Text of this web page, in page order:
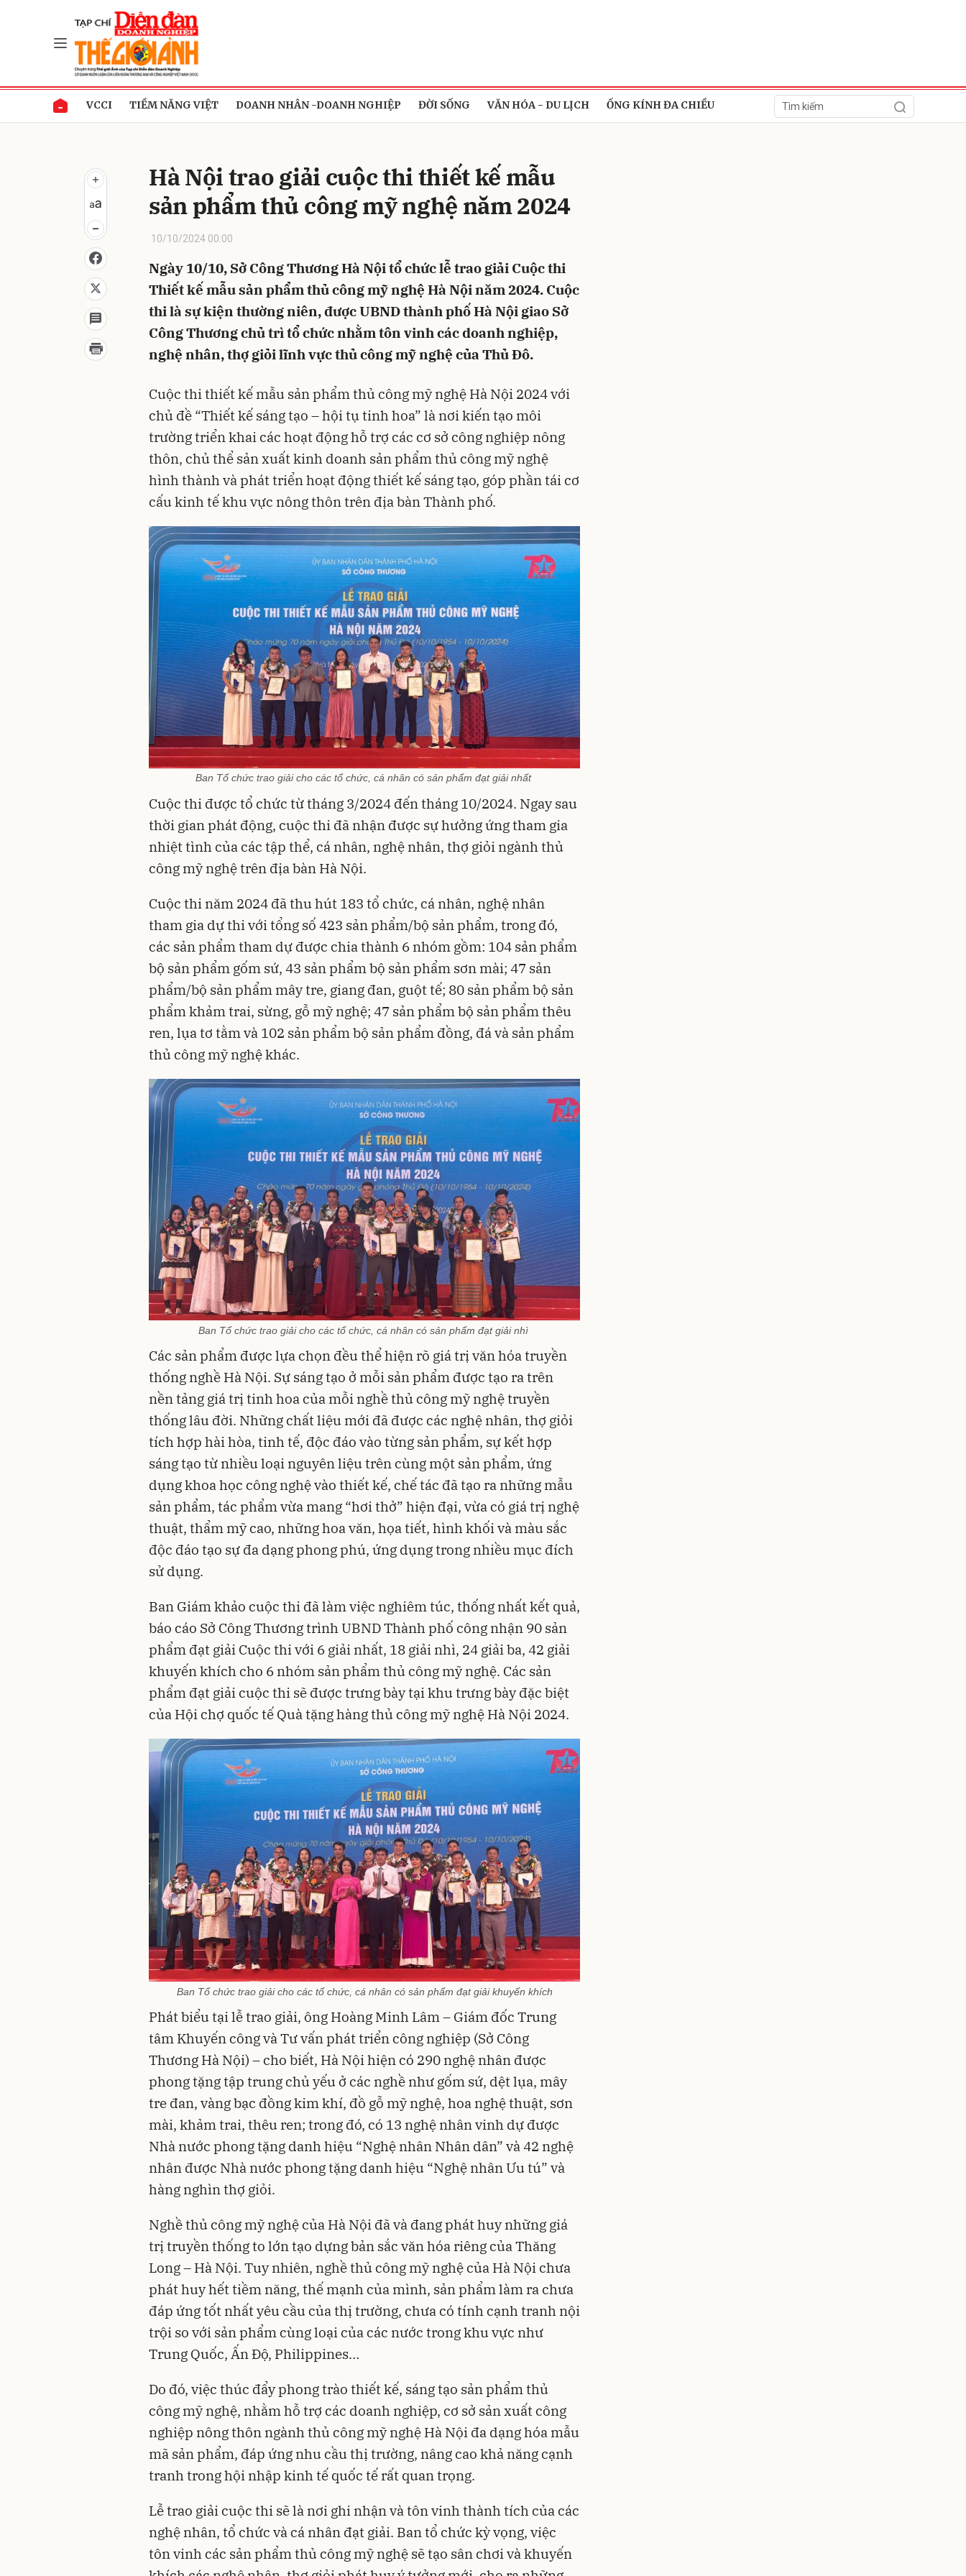
VCCI TIỀM NĂNG VIỆT DOANH NHÂN -DOANH NGHIỆP ĐỜI SỐNG VĂN HÓA - DU LỊCH ỐNG KÍNH ĐA CHIỀU
Hà Nội trao giải cuộc thi thiết kế mẫu
sản phẩm thủ công mỹ nghệ năm 2024
10/10/2024 00:00
Ngày 10/10, Sở Công Thương Hà Nội tổ chức lễ trao giải Cuộc thi
Thiết kế mẫu sản phẩm thủ công mỹ nghệ Hà Nội năm 2024. Cuộc
thi là sự kiện thường niên, được UBND thành phố Hà Nội giao Sở
Công Thương chủ trì tổ chức nhằm tôn vinh các doanh nghiệp,
nghệ nhân, thợ giỏi lĩnh vực thủ công mỹ nghệ của Thủ Đô.
Cuộc thi thiết kế mẫu sản phẩm thủ công mỹ nghệ Hà Nội 2024 với
chủ đề “Thiết kế sáng tạo – hội tụ tinh hoa” là nơi kiến tạo môi
trường triển khai các hoạt động hỗ trợ các cơ sở công nghiệp nông
thôn, chủ thể sản xuất kinh doanh sản phẩm thủ công mỹ nghệ
hình thành và phát triển hoạt động thiết kế sáng tạo, góp phần tái cơ
cấu kinh tế khu vực nông thôn trên địa bàn Thành phố.
Ban Tổ chức trao giải cho các tổ chức, cá nhân có sản phẩm đạt giải nhất
Cuộc thi được tổ chức từ tháng 3/2024 đến tháng 10/2024. Ngay sau
thời gian phát động, cuộc thi đã nhận được sự hưởng ứng tham gia
nhiệt tình của các tập thể, cá nhân, nghệ nhân, thợ giỏi ngành thủ
công mỹ nghệ trên địa bàn Hà Nội.
Cuộc thi năm 2024 đã thu hút 183 tổ chức, cá nhân, nghệ nhân
tham gia dự thi với tổng số 423 sản phẩm/bộ sản phẩm, trong đó,
các sản phẩm tham dự được chia thành 6 nhóm gồm: 104 sản phẩm
bộ sản phẩm gốm sứ, 43 sản phẩm bộ sản phẩm sơn mài; 47 sản
phẩm/bộ sản phẩm mây tre, giang đan, guột tế; 80 sản phẩm bộ sản
phẩm khảm trai, sừng, gỗ mỹ nghệ; 47 sản phẩm bộ sản phẩm thêu
ren, lụa tơ tằm và 102 sản phẩm bộ sản phẩm đồng, đá và sản phẩm
thủ công mỹ nghệ khác.
Ban Tổ chức trao giải cho các tổ chức, cá nhân có sản phẩm đạt giải nhì
Các sản phẩm được lựa chọn đều thể hiện rõ giá trị văn hóa truyền
thống nghề Hà Nội. Sự sáng tạo ở mỗi sản phẩm được tạo ra trên
nền tảng giá trị tinh hoa của mỗi nghề thủ công mỹ nghệ truyền
thống lâu đời. Những chất liệu mới đã được các nghệ nhân, thợ giỏi
tích hợp hài hòa, tinh tế, độc đáo vào từng sản phẩm, sự kết hợp
sáng tạo từ nhiều loại nguyên liệu trên cùng một sản phẩm, ứng
dụng khoa học công nghệ vào thiết kế, chế tác đã tạo ra những mẫu
sản phẩm, tác phẩm vừa mang “hơi thở” hiện đại, vừa có giá trị nghệ
thuật, thẩm mỹ cao, những hoa văn, họa tiết, hình khối và màu sắc
độc đáo tạo sự đa dạng phong phú, ứng dụng trong nhiều mục đích
sử dụng.
Ban Giám khảo cuộc thi đã làm việc nghiêm túc, thống nhất kết quả,
báo cáo Sở Công Thương trình UBND Thành phố công nhận 90 sản
phẩm đạt giải Cuộc thi với 6 giải nhất, 18 giải nhì, 24 giải ba, 42 giải
khuyến khích cho 6 nhóm sản phẩm thủ công mỹ nghệ. Các sản
phẩm đạt giải cuộc thi sẽ được trưng bày tại khu trưng bày đặc biệt
của Hội chợ quốc tế Quà tặng hàng thủ công mỹ nghệ Hà Nội 2024.
Ban Tổ chức trao giải cho các tổ chức, cá nhân có sản phẩm đạt giải khuyến khích
Phát biểu tại lễ trao giải, ông Hoàng Minh Lâm – Giám đốc Trung
tâm Khuyến công và Tư vấn phát triển công nghiệp (Sở Công
Thương Hà Nội) – cho biết, Hà Nội hiện có 290 nghệ nhân được
phong tặng tập trung chủ yếu ở các nghề như gốm sứ, dệt lụa, mây
tre đan, vàng bạc đồng kim khí, đồ gỗ mỹ nghệ, hoa nghệ thuật, sơn
mài, khảm trai, thêu ren; trong đó, có 13 nghệ nhân vinh dự được
Nhà nước phong tặng danh hiệu “Nghệ nhân Nhân dân” và 42 nghệ
nhân được Nhà nước phong tặng danh hiệu “Nghệ nhân Ưu tú” và
hàng nghìn thợ giỏi.
Nghề thủ công mỹ nghệ của Hà Nội đã và đang phát huy những giá
trị truyền thống to lớn tạo dựng bản sắc văn hóa riêng của Thăng
Long – Hà Nội. Tuy nhiên, nghề thủ công mỹ nghệ của Hà Nội chưa
phát huy hết tiềm năng, thế mạnh của mình, sản phẩm làm ra chưa
đáp ứng tốt nhất yêu cầu của thị trường, chưa có tính cạnh tranh nội
trội so với sản phẩm cùng loại của các nước trong khu vực như
Trung Quốc, Ấn Độ, Philippines…
Do đó, việc thúc đẩy phong trào thiết kế, sáng tạo sản phẩm thủ
công mỹ nghệ, nhằm hỗ trợ các doanh nghiệp, cơ sở sản xuất công
nghiệp nông thôn ngành thủ công mỹ nghệ Hà Nội đa dạng hóa mẫu
mã sản phẩm, đáp ứng nhu cầu thị trường, nâng cao khả năng cạnh
tranh trong hội nhập kinh tế quốc tế rất quan trọng.
Lễ trao giải cuộc thi sẽ là nơi ghi nhận và tôn vinh thành tích của các
nghệ nhân, tổ chức và cá nhân đạt giải. Ban tổ chức kỳ vọng, việc
tôn vinh các sản phẩm thủ công mỹ nghệ sẽ tạo sân chơi và khuyến